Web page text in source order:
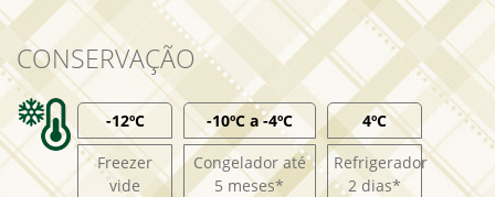
CONSERVAÇÃO
-12ºC
Freezer
vide
-10ºC a -4ºC
Congelador até
5 meses*
4ºC
Refrigerador
2 dias*